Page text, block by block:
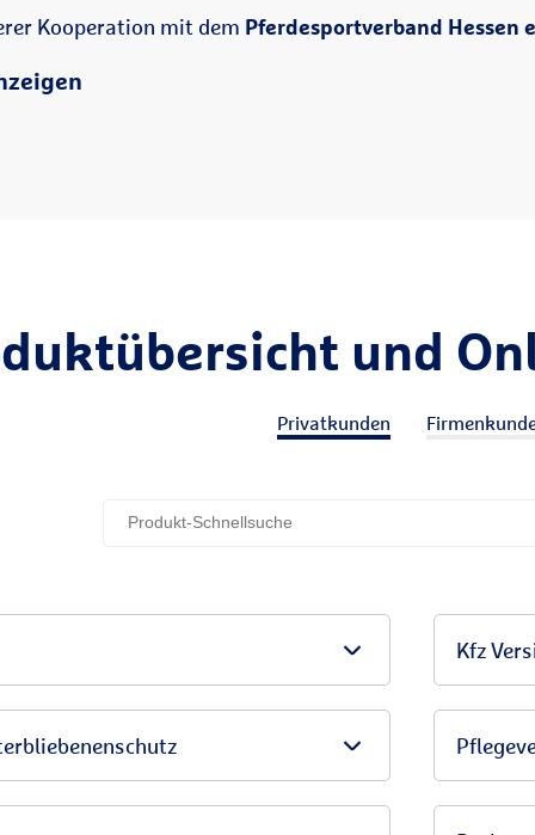
Kooperation mit dem Pferdesportverband Hessen
und
Privatkunden
Kfz